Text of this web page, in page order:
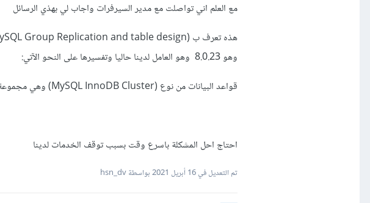
مع العلم اني تواصلت مع مدير السيرفرات واجاب لي بهذي الرسائل
وهو 8.0.23 وهو العامل لدينا حاليا وتفسيرها على النحو الآتي:
قواعد البيانات من نوع (MySQL InnoDB Cluster) وهي مجموعة من الخوادم المترابطة
احتاج احل المشكلة باسرع وقت بسبب توقف الخدمات لدينا
تم التعديل في16 أبريل 2021 بواسطة hsn_dv